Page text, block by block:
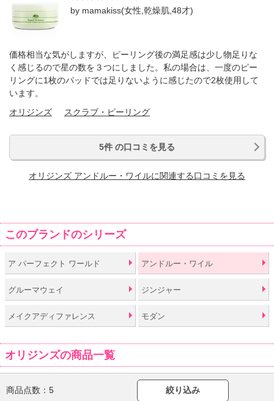
by mamakiss(女性,乾燥肌,48才)
価格相当な気がしますが、ピーリング後の満足感は少し物足りな
く感じるので星の数を３つにしました。私の場合は、一度のピー
リングに1枚のパッドでは足りないように感じたので2枚使用して
います。
オリジンズ
スクラブ・ピーリング
5件 の口コミを見る
オリジンズ アンドルー・ワイルに関連する口コミを見る
このブランドのシリーズ
ア パーフェクト ワールド アンドルー・ワイル
グルーマウェイ ジンジャー
メイクアディファレンス モダン
オリジンズの商品一覧
商品点数： 5 絞り込み